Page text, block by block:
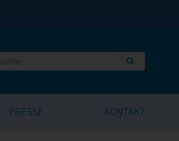
PRESSE KONTAKT